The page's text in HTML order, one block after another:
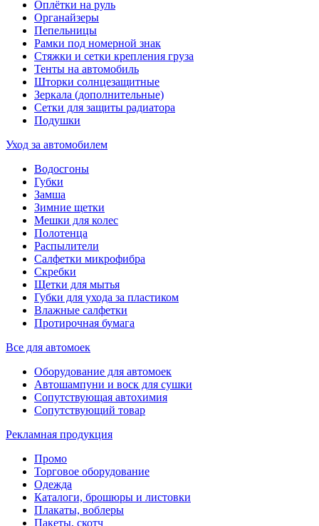
Оплётки на руль
Органайзеры
Пепельницы
Рамки под номерной знак
Стяжки и сетки крепления груза
Тенты на автомобиль
Шторки солнцезащитные
Зеркала (дополнительные)
Сетки для защиты радиатора
Подушки
Уход за автомобилем
Водосгоны
Губки
Замша
Зимние щетки
Мешки для колес
Полотенца
Распылители
Салфетки микрофибра
Скребки
Щетки для мытья
Губки для ухода за пластиком
Влажные салфетки
Протирочная бумага
Все для автомоек
Оборудование для автомоек
Автошампуни и воск для сушки
Сопутствующая автохимия
Сопутствующий товар
Рекламная продукция
Промо
Торговое оборудование
Одежда
Каталоги, брошюры и листовки
Плакаты, воблеры
Пакеты, скотч